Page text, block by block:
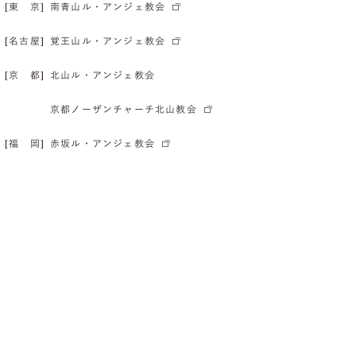
[東 京] 南青山ル・アンジェ教会
[名古屋] 覚王山ル・アンジェ教会
[京 都] 北山ル・アンジェ教会
京都ノーザンチャーチ北山教会
[福 岡] 赤坂ル・アンジェ教会